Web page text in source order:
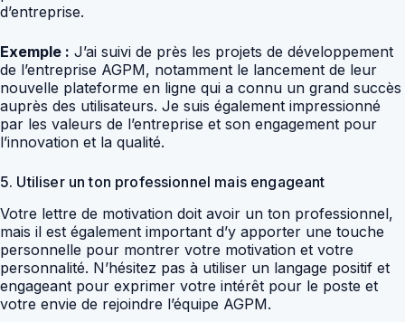
d’entreprise.
Exemple : J’ai suivi de près les projets de développement
de l’entreprise AGPM, notamment le lancement de leur
nouvelle plateforme en ligne qui a connu un grand succès
auprès des utilisateurs. Je suis également impressionné
par les valeurs de l’entreprise et son engagement pour
l’innovation et la qualité.
5. Utiliser un ton professionnel mais engageant
Votre lettre de motivation doit avoir un ton professionnel,
mais il est également important d’y apporter une touche
personnelle pour montrer votre motivation et votre
personnalité. N’hésitez pas à utiliser un langage positif et
engageant pour exprimer votre intérêt pour le poste et
votre envie de rejoindre l’équipe AGPM.